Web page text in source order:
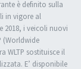
è definito sulla
in vigore al
2018, i veicoli nuovi
(Worldwide
WLTP sostituisce il
E’ disponibile